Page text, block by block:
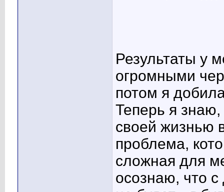
Результаты у
огромными
потом я
Теперь я знаю,
своей жизнью
проблема,
сложная для
осознаю, что